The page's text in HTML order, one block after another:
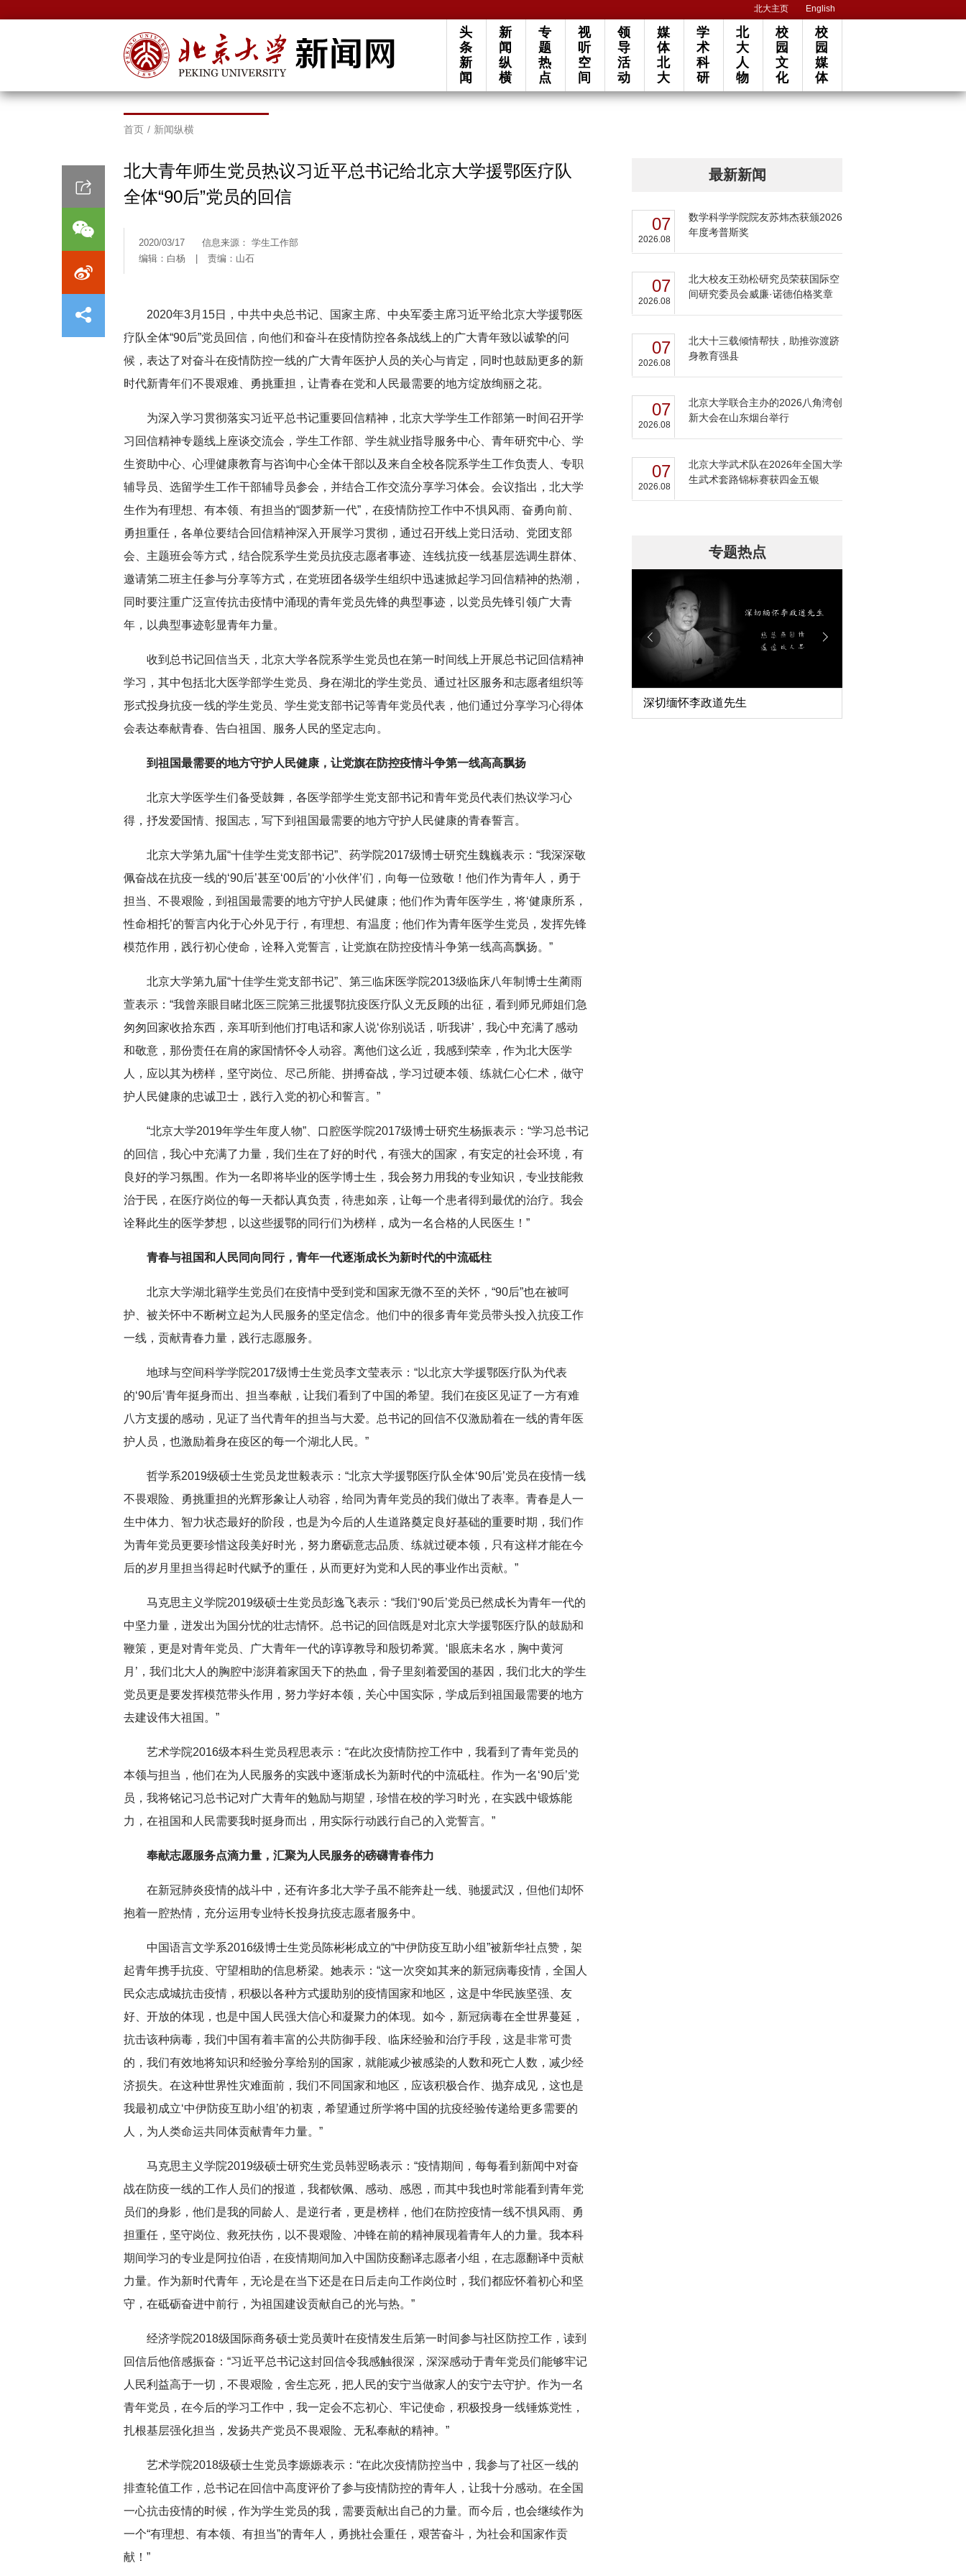
北大主页 English
头
条
新
闻
新
闻
纵
横
专
题
热
点
视
听
空
间
领
导
活
动
媒
体
北
大
学
术
科
研
北
大
人
物
校
园
文
化
校
园
媒
体
首页 / 新闻纵横
北大青年师生党员热议习近平总书记给北京大学援鄂医疗队
全体“90后”党员的回信
2020/03/17
信息来源： 学生工作部
编辑：白杨
责编：山石
2020年3月15日，中共中央总书记、国家主席、中央军委主席习近平给北京大学援鄂医
疗队全体“90后”党员回信，向他们和奋斗在疫情防控各条战线上的广大青年致以诚挚的问
候，表达了对奋斗在疫情防控一线的广大青年医护人员的关心与肯定，同时也鼓励更多的新
时代新青年们不畏艰难、勇挑重担，让青春在党和人民最需要的地方绽放绚丽之花。
为深入学习贯彻落实习近平总书记重要回信精神，北京大学学生工作部第一时间召开学
习回信精神专题线上座谈交流会，学生工作部、学生就业指导服务中心、青年研究中心、学
生资助中心、心理健康教育与咨询中心全体干部以及来自全校各院系学生工作负责人、专职
辅导员、选留学生工作干部辅导员参会，并结合工作交流分享学习体会。会议指出，北大学
生作为有理想、有本领、有担当的“圆梦新一代”，在疫情防控工作中不惧风雨、奋勇向前、
勇担重任，各单位要结合回信精神深入开展学习贯彻，通过召开线上党日活动、党团支部
会、主题班会等方式，结合院系学生党员抗疫志愿者事迹、连线抗疫一线基层选调生群体、
邀请第二班主任参与分享等方式，在党班团各级学生组织中迅速掀起学习回信精神的热潮，
同时要注重广泛宣传抗击疫情中涌现的青年党员先锋的典型事迹，以党员先锋引领广大青
年，以典型事迹彰显青年力量。
收到总书记回信当天，北京大学各院系学生党员也在第一时间线上开展总书记回信精神
学习，其中包括北大医学部学生党员、身在湖北的学生党员、通过社区服务和志愿者组织等
形式投身抗疫一线的学生党员、学生党支部书记等青年党员代表，他们通过分享学习心得体
会表达奉献青春、告白祖国、服务人民的坚定志向。
到祖国最需要的地方守护人民健康， 让党旗在防控疫情斗争第一线高高飘扬
北京大学医学生们备受鼓舞，各医学部学生党支部书记和青年党员代表们热议学习心
得，抒发爱国情、报国志，写下到祖国最需要的地方守护人民健康的青春誓言。
北京大学第九届“十佳学生党支部书记”、药学院2017级博士研究生魏巍表示：“我深深敬
佩奋战在抗疫一线的‘90后’甚至‘00后’的‘小伙伴’们，向每一位致敬！他们作为青年人，勇于
担当、不畏艰险，到祖国最需要的地方守护人民健康；他们作为青年医学生，将‘健康所系，
性命相托’的誓言内化于心外见于行，有理想、有温度；他们作为青年医学生党员，发挥先锋
模范作用，践行初心使命，诠释入党誓言，让党旗在防控疫情斗争第一线高高飘扬。”
北京大学第九届“十佳学生党支部书记”、第三临床医学院2013级临床八年制博士生蔺雨
萱表示：“我曾亲眼目睹北医三院第三批援鄂抗疫医疗队义无反顾的出征，看到师兄师姐们急
匆匆回家收拾东西，亲耳听到他们打电话和家人说‘你别说话，听我讲’，我心中充满了感动
和敬意，那份责任在肩的家国情怀令人动容。离他们这么近，我感到荣幸，作为北大医学
人，应以其为榜样，坚守岗位、尽己所能、拼搏奋战，学习过硬本领、练就仁心仁术，做守
护人民健康的忠诚卫士，践行入党的初心和誓言。”
“北京大学2019年学生年度人物”、口腔医学院2017级博士研究生杨振表示：“学习总书记
的回信，我心中充满了力量，我们生在了好的时代，有强大的国家，有安定的社会环境，有
良好的学习氛围。作为一名即将毕业的医学博士生，我会努力用我的专业知识，专业技能救
治于民，在医疗岗位的每一天都认真负责，待患如亲，让每一个患者得到最优的治疗。我会
诠释此生的医学梦想，以这些援鄂的同行们为榜样，成为一名合格的人民医生！”
青春与祖国和人民同向同行， 青年一代逐渐成长为新时代的中流砥柱
北京大学湖北籍学生党员们在疫情中受到党和国家无微不至的关怀，“90后”也在被呵
护、被关怀中不断树立起为人民服务的坚定信念。他们中的很多青年党员带头投入抗疫工作
一线，贡献青春力量，践行志愿服务。
地球与空间科学学院2017级博士生党员李文莹表示：“以北京大学援鄂医疗队为代表
的‘90后’青年挺身而出、担当奉献，让我们看到了中国的希望。我们在疫区见证了一方有难
八方支援的感动，见证了当代青年的担当与大爱。总书记的回信不仅激励着在一线的青年医
护人员，也激励着身在疫区的每一个湖北人民。”
哲学系2019级硕士生党员龙世毅表示：“北京大学援鄂医疗队全体‘90后’党员在疫情一线
不畏艰险、勇挑重担的光辉形象让人动容，给同为青年党员的我们做出了表率。青春是人一
生中体力、智力状态最好的阶段，也是为今后的人生道路奠定良好基础的重要时期，我们作
为青年党员更要珍惜这段美好时光，努力磨砺意志品质、练就过硬本领，只有这样才能在今
后的岁月里担当得起时代赋予的重任，从而更好为党和人民的事业作出贡献。”
马克思主义学院2019级硕士生党员彭逸飞表示：“我们‘90后’党员已然成长为青年一代的
中坚力量，迸发出为国分忧的壮志情怀。总书记的回信既是对北京大学援鄂医疗队的鼓励和
鞭策，更是对青年党员、广大青年一代的谆谆教导和殷切希冀。‘眼底未名水，胸中黄河
月’，我们北大人的胸腔中澎湃着家国天下的热血，骨子里刻着爱国的基因，我们北大的学生
党员更是要发挥模范带头作用，努力学好本领，关心中国实际，学成后到祖国最需要的地方
去建设伟大祖国。”
艺术学院2016级本科生党员程思表示：“在此次疫情防控工作中，我看到了青年党员的
本领与担当，他们在为人民服务的实践中逐渐成长为新时代的中流砥柱。作为一名‘90后’党
员，我将铭记习总书记对广大青年的勉励与期望，珍惜在校的学习时光，在实践中锻炼能
力，在祖国和人民需要我时挺身而出，用实际行动践行自己的入党誓言。”
奉献志愿服务点滴力量， 汇聚为人民服务的磅礴青春伟力
在新冠肺炎疫情的战斗中，还有许多北大学子虽不能奔赴一线、驰援武汉，但他们却怀
抱着一腔热情，充分运用专业特长投身抗疫志愿者服务中。
中国语言文学系2016级博士生党员陈彬彬成立的“中伊防疫互助小组”被新华社点赞，架
起青年携手抗疫、守望相助的信息桥梁。她表示：“这一次突如其来的新冠病毒疫情，全国人
民众志成城抗击疫情，积极以各种方式援助别的疫情国家和地区，这是中华民族坚强、友
好、开放的体现，也是中国人民强大信心和凝聚力的体现。如今，新冠病毒在全世界蔓延，
抗击该种病毒，我们中国有着丰富的公共防御手段、临床经验和治疗手段，这是非常可贵
的，我们有效地将知识和经验分享给别的国家，就能减少被感染的人数和死亡人数，减少经
济损失。在这种世界性灾难面前，我们不同国家和地区，应该积极合作、抛弃成见，这也是
我最初成立‘中伊防疫互助小组’的初衷，希望通过所学将中国的抗疫经验传递给更多需要的
人，为人类命运共同体贡献青年力量。”
马克思主义学院2019级硕士研究生党员韩翌旸表示：“疫情期间，每每看到新闻中对奋
战在防疫一线的工作人员们的报道，我都钦佩、感动、感恩，而其中我也时常能看到青年党
员们的身影，他们是我的同龄人、是逆行者，更是榜样，他们在防控疫情一线不惧风雨、勇
担重任，坚守岗位、救死扶伤，以不畏艰险、冲锋在前的精神展现着青年人的力量。我本科
期间学习的专业是阿拉伯语，在疫情期间加入中国防疫翻译志愿者小组，在志愿翻译中贡献
力量。作为新时代青年，无论是在当下还是在日后走向工作岗位时，我们都应怀着初心和坚
守，在砥砺奋进中前行，为祖国建设贡献自己的光与热。”
经济学院2018级国际商务硕士党员黄叶在疫情发生后第一时间参与社区防控工作，读到
回信后他倍感振奋：“习近平总书记这封回信令我感触很深，深深感动于青年党员们能够牢记
人民利益高于一切，不畏艰险，舍生忘死，把人民的安宁当做家人的安宁去守护。作为一名
青年党员，在今后的学习工作中，我一定会不忘初心、牢记使命，积极投身一线锤炼党性，
扎根基层强化担当，发扬共产党员不畏艰险、无私奉献的精神。”
艺术学院2018级硕士生党员李嫄嫄表示：“在此次疫情防控当中，我参与了社区一线的
排查轮值工作，总书记在回信中高度评价了参与疫情防控的青年人，让我十分感动。在全国
一心抗击疫情的时候，作为学生党员的我，需要贡献出自己的力量。而今后，也会继续作为
一个“有理想、有本领、有担当”的青年人，勇挑社会重任，艰苦奋斗，为社会和国家作贡
献！”
最新新闻
07
2026.08
数学科学学院院友苏炜杰获颁2026
年度考普斯奖
07
2026.08
北大校友王劲松研究员荣获国际空
间研究委员会威廉·诺德伯格奖章
07
2026.08
北大十三载倾情帮扶，助推弥渡跻
身教育强县
07
2026.08
北京大学联合主办的2026八角湾创
新大会在山东烟台举行
07
2026.08
北京大学武术队在2026年全国大学
生武术套路锦标赛获四金五银
专题热点
扎实开展树立和践行正确政绩观学习教
北京大学管理质效年 深切缅怀李政道先生